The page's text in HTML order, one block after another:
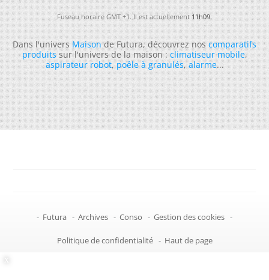
Fuseau horaire GMT +1. Il est actuellement11h09.
Dans l'universMaisonde Futura, découvrez noscomparatifs
produitssur l'univers de la maison :climatiseur mobile,
aspirateur robot,poêle à granulés,alarme...
- Futura - Archives - Conso - Gestion des cookies -
Politique de confidentialité - Haut de page